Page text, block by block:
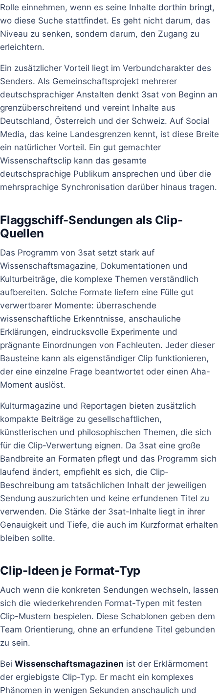
Rolle einnehmen, wenn es seine Inhalte dorthin bringt,
wo diese Suche stattfindet. Es geht nicht darum, das
Niveau zu senken, sondern darum, den Zugang zu
erleichtern.
Ein zusätzlicher Vorteil liegt im Verbundcharakter des
Senders. Als Gemeinschaftsprojekt mehrerer
deutschsprachiger Anstalten denkt 3sat von Beginn an
grenzüberschreitend und vereint Inhalte aus
Deutschland, Österreich und der Schweiz. Auf Social
Media, das keine Landesgrenzen kennt, ist diese Breite
ein natürlicher Vorteil. Ein gut gemachter
Wissenschaftsclip kann das gesamte
deutschsprachige Publikum ansprechen und über die
mehrsprachige Synchronisation darüber hinaus tragen.
Flaggschiff-Sendungen als Clip-
Quellen
Das Programm von 3sat setzt stark auf
Wissenschaftsmagazine, Dokumentationen und
Kulturbeiträge, die komplexe Themen verständlich
aufbereiten. Solche Formate liefern eine Fülle gut
verwertbarer Momente: überraschende
wissenschaftliche Erkenntnisse, anschauliche
Erklärungen, eindrucksvolle Experimente und
prägnante Einordnungen von Fachleuten. Jeder dieser
Bausteine kann als eigenständiger Clip funktionieren,
der eine einzelne Frage beantwortet oder einen Aha-
Moment auslöst.
Kulturmagazine und Reportagen bieten zusätzlich
kompakte Beiträge zu gesellschaftlichen,
künstlerischen und philosophischen Themen, die sich
für die Clip-Verwertung eignen. Da 3sat eine große
Bandbreite an Formaten pflegt und das Programm sich
laufend ändert, empfiehlt es sich, die Clip-
Beschreibung am tatsächlichen Inhalt der jeweiligen
Sendung auszurichten und keine erfundenen Titel zu
verwenden. Die Stärke der 3sat-Inhalte liegt in ihrer
Genauigkeit und Tiefe, die auch im Kurzformat erhalten
bleiben sollte.
Clip-Ideen je Format-Typ
Auch wenn die konkreten Sendungen wechseln, lassen
sich die wiederkehrenden Format-Typen mit festen
Clip-Mustern bespielen. Diese Schablonen geben dem
Team Orientierung, ohne an erfundene Titel gebunden
zu sein.
Bei Wissenschaftsmagazinen ist der Erklärmoment
der ergiebigste Clip-Typ. Er macht ein komplexes
Phänomen in wenigen Sekunden anschaulich und